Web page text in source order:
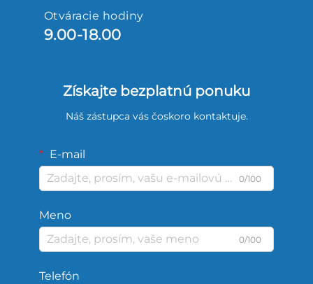
Otváracie hodiny
9.00-18.00
Získajte bezplatnú ponuku
Náš zástupca vás čoskoro kontaktuje.
E-mail
0/100
Meno
0/100
Telefón